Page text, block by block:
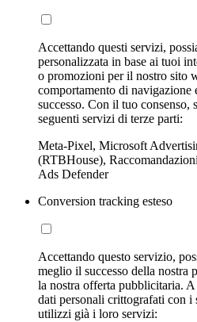
Accettando questi servizi,
personalizzata in base ai tuoi
o promozioni per il nostro sito
comportamento di navigazione
successo. Con il tuo consenso,
seguenti servizi di terze parti:
Meta-Pixel, Microsoft
(RTBHouse),
Ads Defender
Conversion tracking esteso
Accettando questo servizio,
meglio il successo della nostra
la nostra offerta pubblicitaria.
dati personali crittografati con i
utilizzi già i loro servizi: